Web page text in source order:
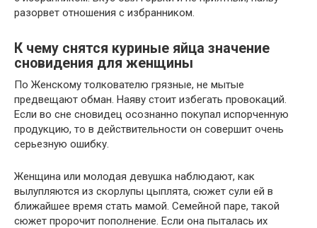
разорвет отношения с избранником.
К чему снятся куриные яйца значение
сновидения для женщины
По Женскому толкователю грязные, не мытые
предвещают обман. Наяву стоит избегать провокаций.
Если во сне сновидец осознанно покупал испорченную
продукцию, то в действительности он совершит очень
серьезную ошибку.
Женщина или молодая девушка наблюдают, как
вылупляются из скорлупы цыплята, сюжет сули ей в
ближайшее время стать мамой. Семейной паре, такой
сюжет пророчит пополнение. Если она пыталась их